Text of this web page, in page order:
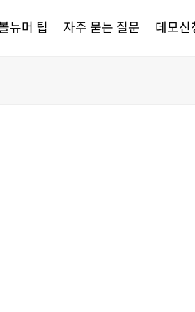
뉴머 팁 자주 묻는 질문 데모신